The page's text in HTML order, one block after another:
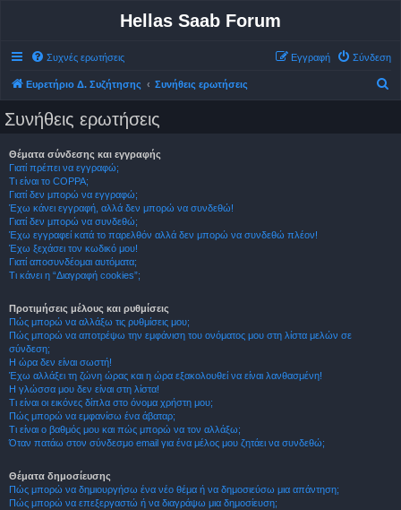
Hellas Saab Forum
Συχνές ερωτήσεις Σύνδεση
Εγγραφή
Ευρετήριο Δ. Συζήτησης Συνήθεις ερωτήσεις
Συνήθεις ερωτήσεις
Θέματα σύνδεσης και εγγραφής
Γιατί πρέπει να εγγραφώ;
Τι είναι το COPPA;
Γιατί δεν μπορώ να εγγραφώ;
Έχω κάνει εγγραφή, αλλά δεν μπορώ να συνδεθώ!
Γιατί δεν μπορώ να συνδεθώ;
Έχω εγγραφεί κατά το παρελθόν αλλά δεν μπορώ να συνδεθώ πλέον!
Έχω ξεχάσει τον κωδικό μου!
Γιατί αποσυνδέομαι αυτόματα;
Τι κάνει η “Διαγραφή cookies”;
Προτιμήσεις μέλους και ρυθμίσεις
Πώς μπορώ να αλλάξω τις ρυθμίσεις μου;
Πώς μπορώ να αποτρέψω την εμφάνιση του ονόματος μου στη λίστα μελών σε
σύνδεση;
Η ώρα δεν είναι σωστή!
Έχω αλλάξει τη ζώνη ώρας και η ώρα εξακολουθεί να είναι λανθασμένη!
Η γλώσσα μου δεν είναι στη λίστα!
Τι είναι οι εικόνες δίπλα στο όνομα χρήστη μου;
Πώς μπορώ να εμφανίσω ένα άβαταρ;
Τι είναι ο βαθμός μου και πώς μπορώ να τον αλλάξω;
Όταν πατάω στον σύνδεσμο email για ένα μέλος μου ζητάει να συνδεθώ;
Θέματα δημοσίευσης
Πώς μπορώ να δημιουργήσω ένα νέο θέμα ή να δημοσιεύσω μια απάντηση;
Πώς μπορώ να επεξεργαστώ ή να διαγράψω μια δημοσίευση;